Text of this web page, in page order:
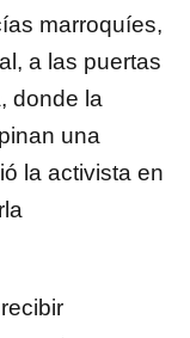
marroquíes,
a las puertas
donde la
una
la activista en